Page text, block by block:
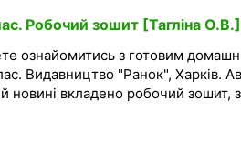
Робочий зошит [Тагліна
ознайомитись з готовим
Видавництво "Ранок", Харків.
новині вкладено робочий зошит,